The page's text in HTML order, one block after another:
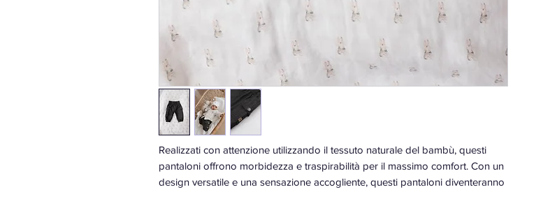
Realizzati con attenzione utilizzando il tessuto naturale del bambù, questi
pantaloni offrono morbidezza e traspirabilità per il massimo comfort. Con un
design versatile e una sensazione accogliente, questi pantaloni diventeranno